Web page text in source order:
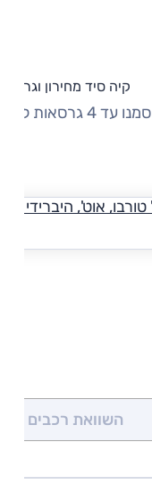
קיה סיד מחירון וגרסאות
סמנו עד 4 גרסאות להשוואה
השוואת רכבים